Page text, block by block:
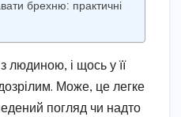
брехню: практичні
людиною, і щось у її
Може, це легке
погляд чи надто